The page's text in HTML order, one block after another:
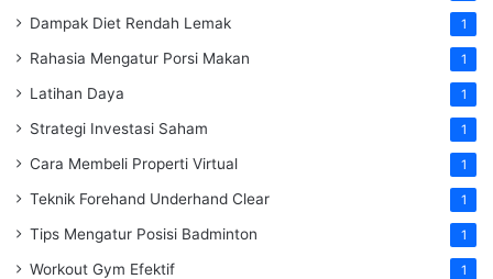
Dampak Diet Rendah Lemak 1
Rahasia Mengatur Porsi Makan 1
Latihan Daya 1
Strategi Investasi Saham 1
Cara Membeli Properti Virtual 1
Teknik Forehand Underhand Clear 1
Tips Mengatur Posisi Badminton 1
Workout Gym Efektif 1